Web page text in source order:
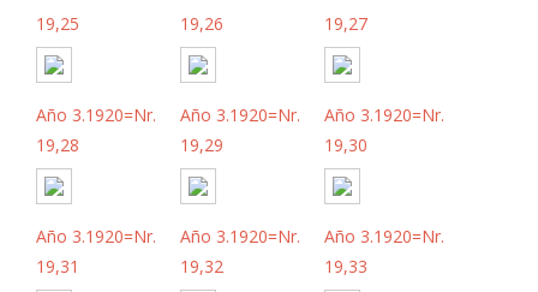
19,25
19,26
19,27
Año 3.1920=Nr.
19,28
Año 3.1920=Nr.
19,29
Año 3.1920=Nr.
19,30
Año 3.1920=Nr.
19,31
Año 3.1920=Nr.
19,32
Año 3.1920=Nr.
19,33